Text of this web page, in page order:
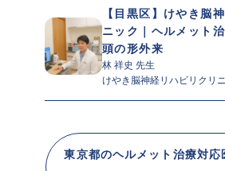
【目黒区】けやき脳
ニック｜ヘルメット
頭の形外来
林 祥史 先生
けやき脳神経リハビリクリ
東京都のヘルメット治療対応